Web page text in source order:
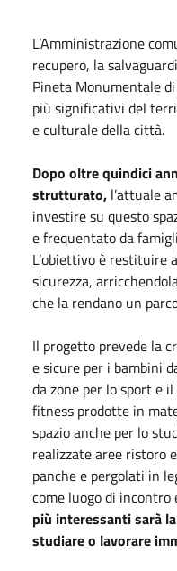
L’Amministrazione
recupero, la
Pineta Monumentale
più significativi del
e culturale della città.
Dopo oltre quindici
strutturato, l’attuale
investire su questo
e frequentato da
L’obiettivo è restituire
sicurezza,
che la rendano un
Il progetto prevede la
e sicure per i bambini
da zone per lo sport e
fitness prodotte in
spazio anche per lo
realizzate aree ristoro
panche e pergolati in
come luogo di incontro
più interessanti sarà
studiare o lavorare